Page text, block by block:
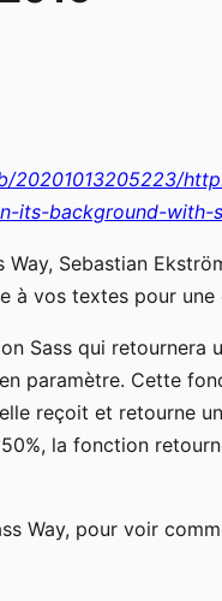
20201013205223/
its-background-with-
Way, Sebastian
à vos textes pour
Sass qui
paramètre. Cette
reçoit et retourne
la fonction
Way, pour voir